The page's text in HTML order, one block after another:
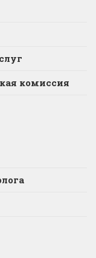
комиссия